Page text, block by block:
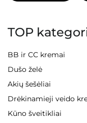
TOP
BB ir CC kremai
Dušo želė
Akių šešėliai
Drėkinamieji veido
Kūno šveitikliai